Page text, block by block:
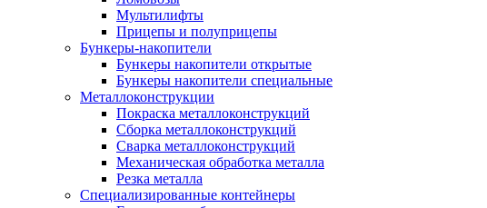
Мультилифты
Прицепы и полуприцепы
Бункеры-накопители
Бункеры накопители открытые
Бункеры накопители специальные
Металлоконструкции
Покраска металлоконструкций
Сборка металлоконструкций
Сварка металлоконструкций
Механическая обработка металла
Резка металла
Специализированные контейнеры